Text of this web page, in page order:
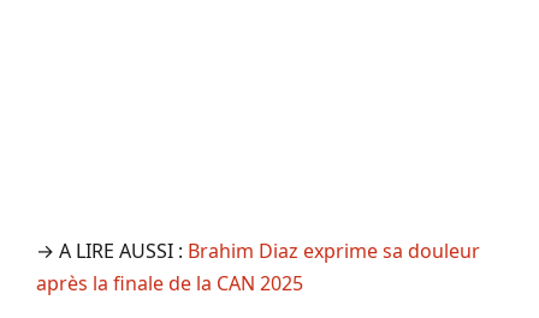
→ A LIRE AUSSI : Brahim Diaz exprime sa douleur
après la finale de la CAN 2025